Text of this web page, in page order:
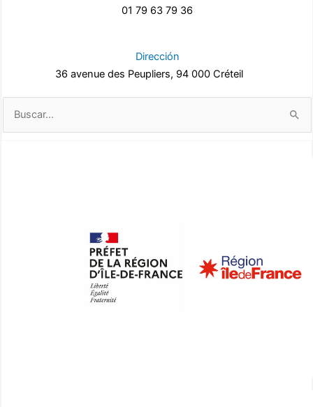
01 79 63 79 36
Dirección
36 avenue des Peupliers, 94 000 Créteil
por: